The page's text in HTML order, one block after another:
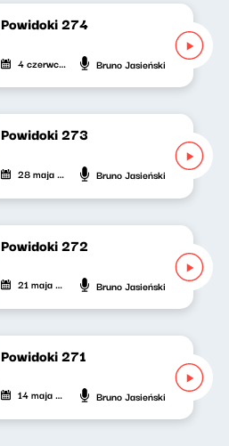
Powidoki 274
4 czerwca 2026 Bruno Jasieński
Powidoki 273
28 maja 2026 Bruno Jasieński
Powidoki 272
21 maja 2026 Bruno Jasieński
Powidoki 271
14 maja 2026 Bruno Jasieński